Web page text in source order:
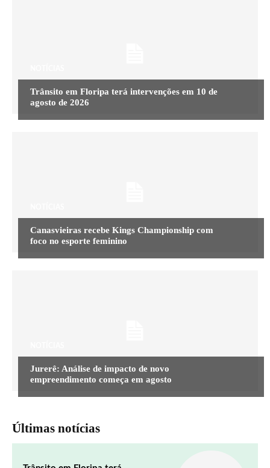
Trânsito em Floripa terá intervenções em 10 de
agosto de 2026
Canasvieiras recebe Kings Championship com
foco no esporte feminino
Jurerê: Análise de impacto de novo
empreendimento começa em agosto
Últimas notícias